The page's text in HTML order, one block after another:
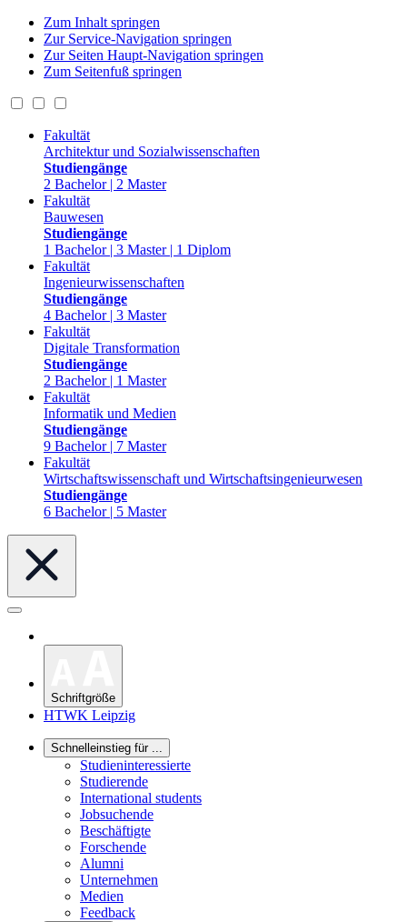
Zum Inhalt springen
Zur Service-Navigation springen
Zur Seiten Haupt-Navigation springen
Zum Seitenfuß springen
Fakultät
Architektur und Sozialwissenschaften
Studiengänge
2 Bachelor | 2 Master
Fakultät
Bauwesen
Studiengänge
1 Bachelor | 3 Master | 1 Diplom
Fakultät
Ingenieurwissenschaften
Studiengänge
4 Bachelor | 3 Master
Fakultät
Digitale Transformation
Studiengänge
2 Bachelor | 1 Master
Fakultät
Informatik und Medien
Studiengänge
9 Bachelor | 7 Master
Fakultät
Wirtschaftswissenschaft und Wirtschaftsingenieurwesen
Studiengänge
6 Bachelor | 5 Master
Schriftgröße
HTWK Leipzig
Schnelleinstieg für ...
Studieninteressierte
Studierende
International students
Jobsuchende
Beschäftigte
Forschende
Alumni
Unternehmen
Medien
Feedback